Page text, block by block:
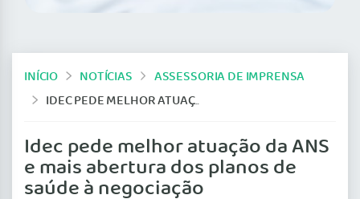
INÍCIO NOTÍCIAS
ASSESSORIA DE IMPRENSA
IDEC PEDE MELHOR ATUAÇÃO DA ANS E MAIS ABERTURA DOS PLANOS DE SAÚDE À NEGOCIAÇÃO
Idec pede melhor atuação da ANS
e mais abertura dos planos de
saúde à negociação